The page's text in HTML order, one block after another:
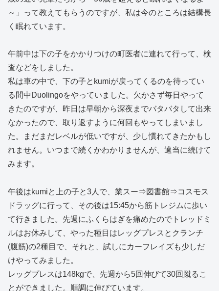
～」って教えてもらうのですが、私は今のところは結構長
く眠れています。
午前中は下の子をかかりつけの町医者に連れて行って、検
査などをしました。
私は車の中で、下の子とkumiが戻ってくるのを待ってい
る間中Duolingoをやっていました。欠かさず毎日やって
きたのですが、昨日は早朝から深夜までバタバタして出来
なかったので、取り返すように何回もやってしまいまし
た。まだまだレベルが低いですが、少し慣れてきたかもし
れません。いつまで続くかわかりませんが、適当に続けて
みます。
午後はkumiと上の子と3人で、業スー⇒図書館⇒コスモス
ドラッグに行って、その後は15:45から筋トレジムに歩い
て行きました。先週にふくらはぎを痛めたのでトレッドミ
ルはお休みして、やった種目はレッグプレスとクランチ
(腹筋)の2種目で、それと、試しにカーフレイズも少しだ
けやってみました。
レッグプレスは148kgで、先週から5回伸びて30回蹴るこ
とができました。順調に伸びています。